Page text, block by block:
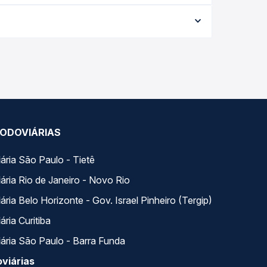
garante a melhor oferta para o seu roteiro.
São Paulo - Tietê
Rio de Janeiro - Novo Rio
Belo Horizonte - Gov. Israel Pinheiro (Tergip)
Curitiba
São Paulo - Barra Funda